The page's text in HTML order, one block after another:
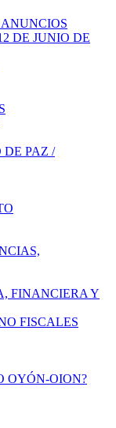
DE JUNIO DE
DE PAZ /
FINANCIERA Y
FISCALES
OYÓN-OION?